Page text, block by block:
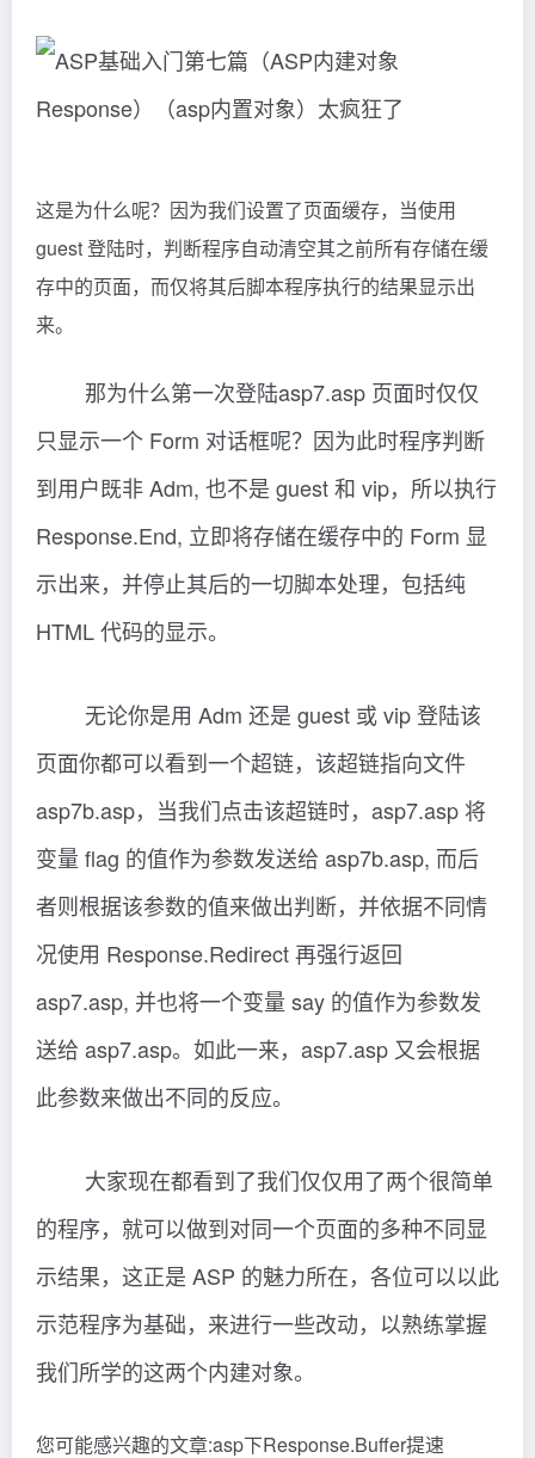
这是为什么呢？因为我们设置了页面缓存，当使用
guest 登陆时，判断程序自动清空其之前所有存储在缓
存中的页面，而仅将其后脚本程序执行的结果显示出
来。
那为什么第一次登陆asp7.asp 页面时仅仅
只显示一个 Form 对话框呢？因为此时程序判断
到用户既非 Adm, 也不是 guest 和 vip，所以执行
Response.End, 立即将存储在缓存中的 Form 显
示出来，并停止其后的一切脚本处理，包括纯
HTML 代码的显示。
无论你是用 Adm 还是 guest 或 vip 登陆该
页面你都可以看到一个超链，该超链指向文件
asp7b.asp，当我们点击该超链时，asp7.asp 将
变量 flag 的值作为参数发送给 asp7b.asp, 而后
者则根据该参数的值来做出判断，并依据不同情
况使用 Response.Redirect 再强行返回
asp7.asp, 并也将一个变量 say 的值作为参数发
送给 asp7.asp。如此一来，asp7.asp 又会根据
此参数来做出不同的反应。
大家现在都看到了我们仅仅用了两个很简单
的程序，就可以做到对同一个页面的多种不同显
示结果，这正是 ASP 的魅力所在，各位可以以此
示范程序为基础，来进行一些改动，以熟练掌握
我们所学的这两个内建对象。
您可能感兴趣的文章:asp下Response.Buffer提速